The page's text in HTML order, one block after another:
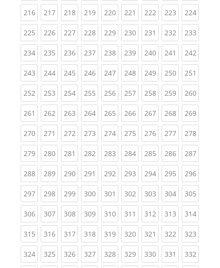
216(current)
217(current)
218(current)
219(current)
220(current)
221 (current)
222(current)
223(current)
224
225(current)
226(current)
227(current)
228(current)
229(current)
230(current)
231 (current)
232(current)
233
234(current)
235(current)
236(current)
237(current)
238(current)
239(current)
240(current)
241 (current)
242
243(current)
244(current)
245(current)
246(current)
247(current)
248(current)
249(current)
250(current)
251
252(current)
253(current)
254(current)
255(current)
256(current)
257(current)
258(current)
259(current)
260
261 (current)
262(current)
263(current)
264(current)
265(current)
266(current)
267(current)
268(current)
269
270(current)
271 (current)
272(current)
273(current)
274(current)
275(current)
276(current)
277(current)
278
279(current)
280(current)
281 (current)
282(current)
283(current)
284(current)
285(current)
286(current)
287
288(current)
289(current)
290(current)
291 (current)
292(current)
293(current)
294(current)
295(current)
296
297(current)
298(current)
299(current)
300(current)
301 (current)
302(current)
303(current)
304(current)
305
306(current)
307(current)
308(current)
309(current)
310(current)
311 (current)
312(current)
313(current)
314
315(current)
316(current)
317(current)
318(current)
319(current)
320(current)
321 (current)
322(current)
323
324(current)
325(current)
326(current)
327(current)
328(current)
329(current)
330(current)
331 (current)
332